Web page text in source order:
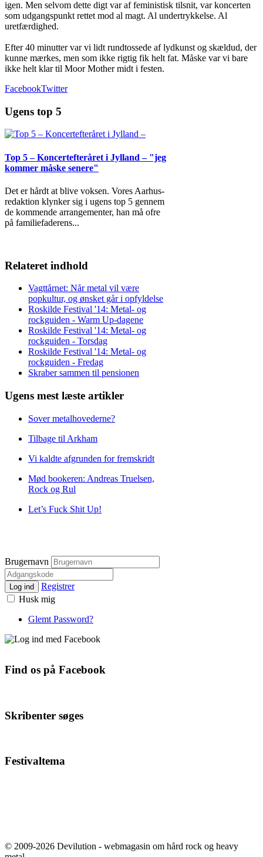
igen. Men selvom dette digt var af feministisk tilsnit, var koncerten
som udgangspunkt rettet mod al magt. Al undertrykkelse. Al
uretfærdighed.
Efter 40 minutter var vi lidt rundtossede af lydkunst og skældud, der
kunne mærkes, men som ikke rigtig fik helt fat. Måske var vi bare
ikke helt klar til Moor Mother midt i festen.
FacebookTwitter
Ugens top 5
Top 5 – Koncertefteråret i Jylland – "jeg
kommer måske senere"
Det er hårdt at blive voksen. Vores Aarhus-
redaktion klynker sig i ugens top 5 gennem
de kommende arrangementer, han må ofre
på familiefaderens...
Relateret indhold
Vagttårnet: Når metal vil være
popkultur, og ønsket går i opfyldelse
Roskilde Festival '14: Metal- og
rockguiden - Warm Up-dagene
Roskilde Festival '14: Metal- og
rockguiden - Torsdag
Roskilde Festival '14: Metal- og
rockguiden - Fredag
Skraber sammen til pensionen
Ugens mest læste artikler
Sover metalhovederne?
Tilbage til Arkham
Vi kaldte afgrunden for fremskridt
Mød bookeren: Andreas Truelsen,
Rock og Rul
Let’s Fuck Shit Up!
Brugernavn
Log ind
Registrer
Husk mig
Glemt Password?
Find os på Facebook
Skribenter søges
Festivaltema
© 2009-2026 Devilution - webmagasin om hård rock og heavy